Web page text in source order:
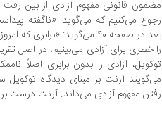
رجوع می‌کنیم که می‌گوید: «ناگفته
بعد در صفحه ۴۰ می‌گوید:
را خطری برای آزادی می‌بینیم، در اصل
توکویل، آزادی را بدون برابری اصلاً
می‌گویند آرنت بر مبنای دیدگاه توکویل
رفتن مفهوم آزادی می‌داند. آرنت درست